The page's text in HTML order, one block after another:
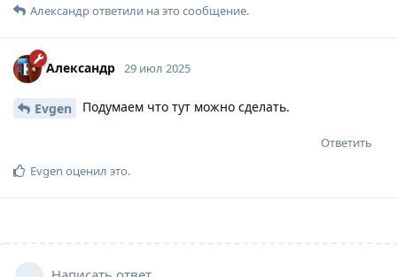
Александрответили на это сообщение.
Александр 29 июл 2025
Evgen Подумаем что тут можно сделать.
Ответить
Evgen оценил это.